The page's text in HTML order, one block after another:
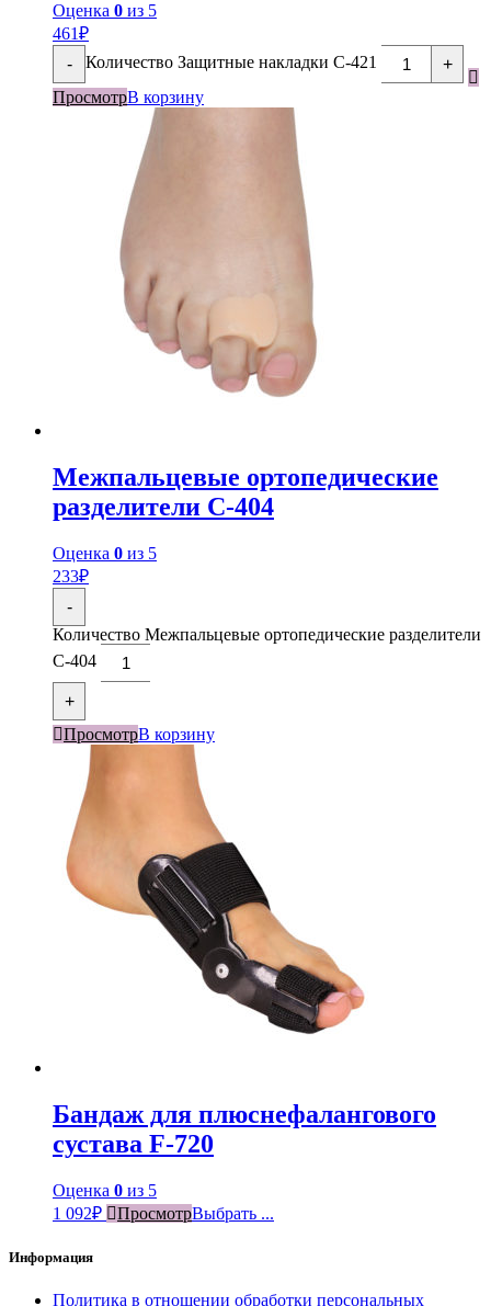
Оценка 0 из 5
461₽
-
Количество Защитные накладки С-421
+
ПросмотрВ корзину
Межпальцевые ортопедические
разделители С-404
Оценка 0 из 5
233₽
-
Количество Межпальцевые ортопедические разделители
С-404
+
ПросмотрВ корзину
Бандаж для плюснефалангового
сустава F-720
Оценка 0 из 5
1 092₽ ПросмотрВыбрать ...
Информация
Политика в отношении обработки персональных